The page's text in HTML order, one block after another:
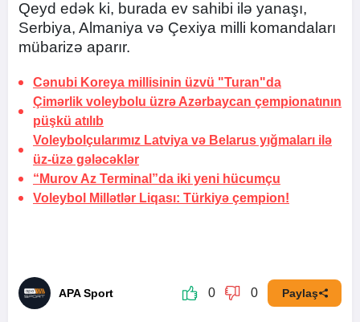
Qeyd edək ki, burada ev sahibi ilə yanaşı,
Serbiya, Almaniya və Çexiya milli komandaları
mübarizə aparır.
Cənubi Koreya millisinin üzvü "Turan"da
Çimərlik voleybolu üzrə Azərbaycan çempionatının
püşkü atılıb
Voleybolçularımız Latviya və Belarus yığmaları ilə
üz-üzə gələcəklər
“Murov Az Terminal”da iki yeni hücumçu
Voleybol Millətlər Liqası: Türkiyə çempion!
APA Sport 0 0 Paylaş